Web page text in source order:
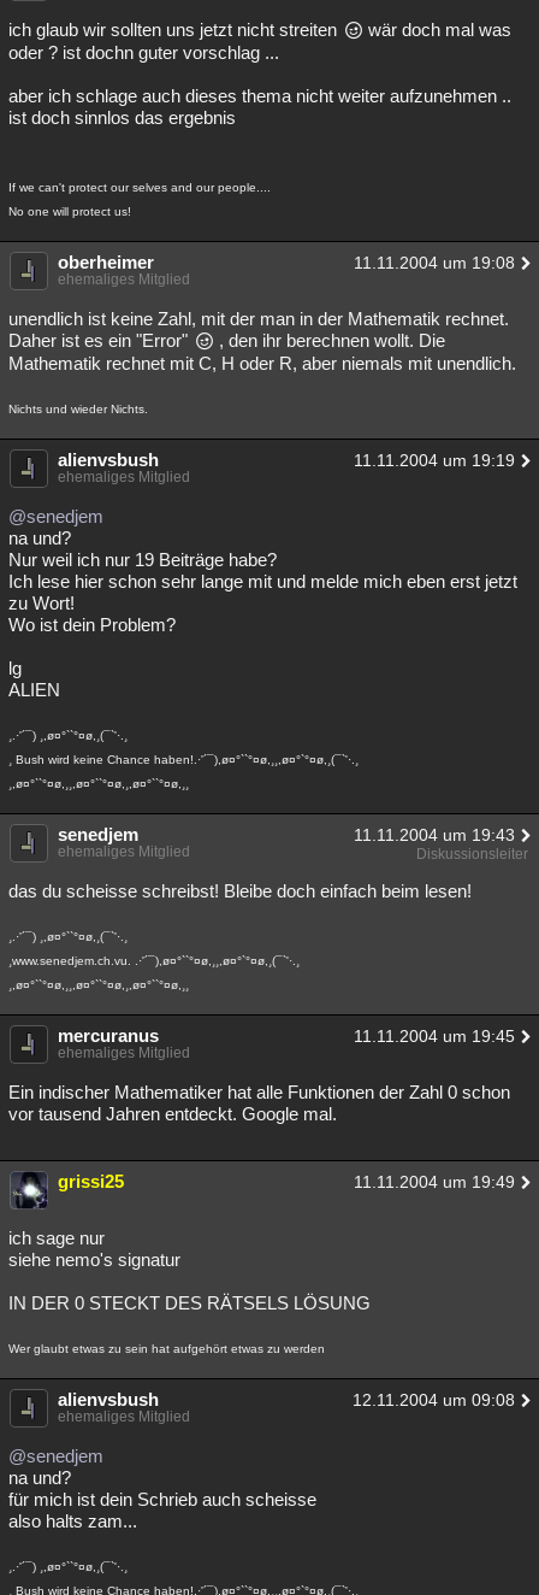
ich glaub wir sollten uns jetzt nicht streiten
wär doch mal was
oder ? ist dochn guter vorschlag ...
aber ich schlage auch dieses thema nicht weiter aufzunehmen ..
ist doch sinnlos das ergebnis
If we can't protect our selves and our people....
No one will protect us!
oberheimer 11.11.2004 um 19:08
ehemaliges Mitglied
unendlich ist keine Zahl, mit der man in der Mathematik rechnet.
Daher ist es ein "Error"
, den ihr berechnen wollt. Die
Mathematik rechnet mit C, H oder R, aber niemals mit unendlich.
Nichts und wieder Nichts.
alienvsbush 11.11.2004 um 19:19
ehemaliges Mitglied
@senedjem
na und?
Nur weil ich nur 19 Beiträge habe?
Ich lese hier schon sehr lange mit und melde mich eben erst jetzt
zu Wort!
Wo ist dein Problem?
lg
ALIEN
¸.·'´¯) ¸,ø¤°``°¤ø,¸(¯`'·.¸
¸ Bush wird keine Chance haben!.·'´¯),ø¤°``°¤ø,¸¸,ø¤°`°¤ø,¸(¯`'·.¸
¸,ø¤°``°¤ø,¸¸,ø¤°``°¤ø,¸,ø¤°``°¤ø,¸¸
senedjem 11.11.2004 um 19:43
ehemaliges Mitglied Diskussionsleiter
das du scheisse schreibst! Bleibe doch einfach beim lesen!
¸.·'´¯) ¸,ø¤°``°¤ø,¸(¯`'·.¸
¸www.senedjem.ch.vu. .·'´¯),ø¤°``°¤ø,¸¸,ø¤°`°¤ø,¸(¯`'·.¸
¸,ø¤°``°¤ø,¸¸,ø¤°``°¤ø,¸,ø¤°``°¤ø,¸¸
mercuranus 11.11.2004 um 19:45
ehemaliges Mitglied
Ein indischer Mathematiker hat alle Funktionen der Zahl 0 schon
vor tausend Jahren entdeckt. Google mal.
grissi25 11.11.2004 um 19:49
ich sage nur
siehe nemo's signatur
IN DER 0 STECKT DES RÄTSELS LÖSUNG
Wer glaubt etwas zu sein hat aufgehört etwas zu werden
alienvsbush 12.11.2004 um 09:08
ehemaliges Mitglied
@senedjem
na und?
für mich ist dein Schrieb auch scheisse
also halts zam...
¸.·'´¯) ¸,ø¤°``°¤ø,¸(¯`'·.¸
¸ Bush wird keine Chance haben!.·'´¯),ø¤°``°¤ø,¸¸,ø¤°`°¤ø,¸(¯`'·.¸